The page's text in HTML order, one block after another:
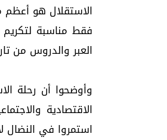
الاستقلال هو
فقط مناسبة
العبر والدروس من
وأوضحوا أن رحلة
الاقتصادية
استمروا في النضال